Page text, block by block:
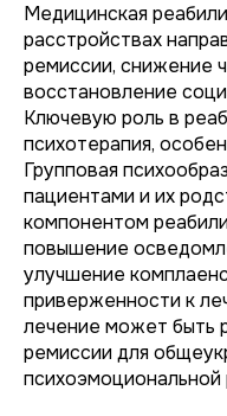
Медицинская
расстройствах
ремиссии, снижение
восстановление
Ключевую роль в
психотерапия,
Групповая
пациентами и их
компонентом
повышение
улучшение
приверженности к
лечение может быть
ремиссии для
психоэмоциональной